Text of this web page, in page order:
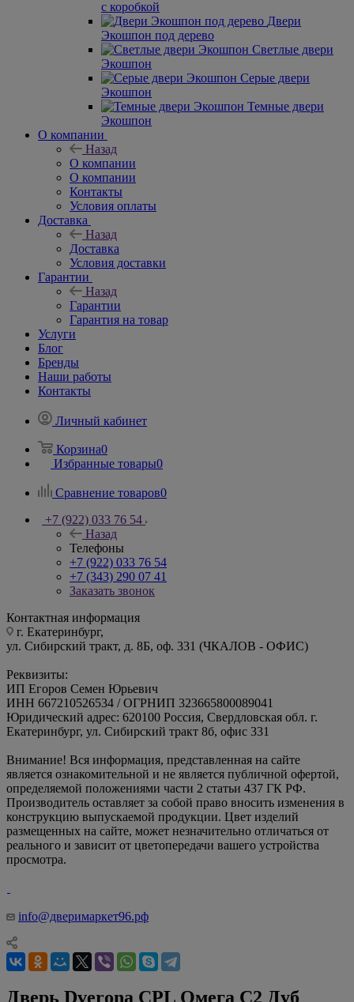
с коробкой
Двери
Экошпон под дерево
Светлые двери
Экошпон
Серые двери
Экошпон
Темные двери
Экошпон
О компании
Назад
О компании
О компании
Контакты
Условия оплаты
Доставка
Назад
Доставка
Условия доставки
Гарантии
Назад
Гарантии
Гарантия на товар
Услуги
Блог
Бренды
Наши работы
Контакты
Личный кабинет
Корзина0
Избранные товары0
Сравнение товаров0
+7 (922) 033 76 54
Назад
Телефоны
+7 (922) 033 76 54
+7 (343) 290 07 41
Заказать звонок
Контактная информация
г. Екатеринбург,
ул. Сибирский тракт, д. 8Б, оф. 331 (ЧКАЛОВ - ОФИС)
Реквизиты:
ИП Егоров Семен Юрьевич
ИНН 667210526534 / ОГРНИП 323665800089041
Юридический адрес: 620100 Россия, Свердловская обл. г.
Екатеринбург, ул. Сибирский тракт 8б, офис 331
Внимание! Вся информация, представленная на сайте
является ознакомительной и не является публичной офертой,
определяемой положениями части 2 статьи 437 ГК РФ.
Производитель оставляет за собой право вносить изменения в
конструкцию выпускаемой продукции. Цвет изделий
размещенных на сайте, может незначительно отличаться от
реального и зависит от цветопередачи вашего устройства
просмотра.
info@дверимаркет96.рф
Дверь Dverona CPL Омега С2 Дуб